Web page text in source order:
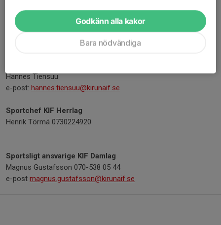
Ansvarig Ishockeygymnasiet (kommunal verksamhet)
Mobil: 070 - 346 89 87
e-post:lars-peter.skogfalt@lapplands.se
-----------------------------------------------------------------
Hannes Tiensuu
e-post: hannes.tiensuu@kirunaif.se
Sportchef KIF Herrlag
Henrik Törmä 0730224920
Sportsligt ansvarige KIF Damlag
Magnus Gustafsson 070-538 05 44
e-post magnus.gustafsson@kirunaif.se
Godkänn alla kakor
Bara nödvändiga